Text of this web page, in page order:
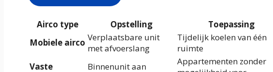
Airco type Opstelling Toepassing
Mobiele airco Verplaatsbare unit
met afvoerslang
Tijdelijk koelen van één
ruimte
Vaste
Binnenunit aan
Appartementen zonder